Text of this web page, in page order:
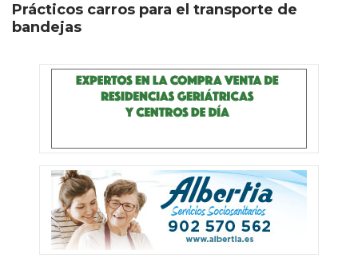
Prácticos carros para el transporte de
bandejas